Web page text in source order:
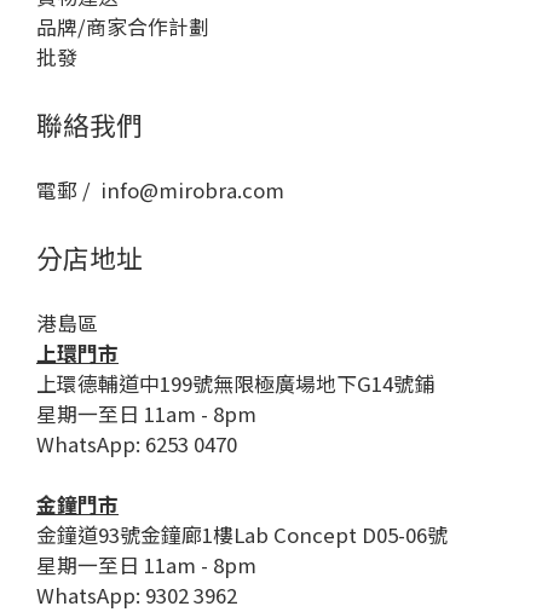
品牌/商家合作計劃
批發
聯絡我們
電郵 / info@mirobra.com
分店地址
港島區
上環門市
上環德輔道中199號無限極廣場地下G14號鋪
星期一至日 11am - 8pm
WhatsApp: 6253 0470
金鐘門市
金鐘道93號金鐘廊1樓Lab Concept D05-06號
星期一至日 11am - 8pm
WhatsApp: 9302 3962